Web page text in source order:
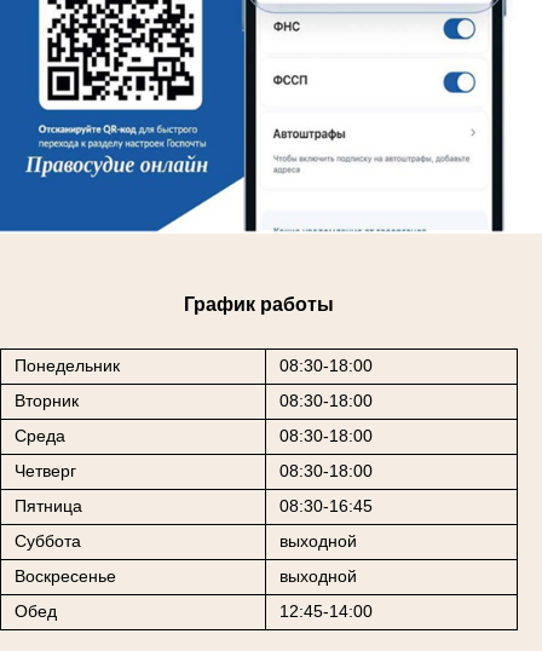
График работы
Понедельник
08:30-18:00
Вторник
08:30-18:00
Среда
08:30-18:00
Четверг
08:30-18:00
Пятница
08:30-16:45
Суббота
выходной
Воскресенье
выходной
Обед
12:45-14:00